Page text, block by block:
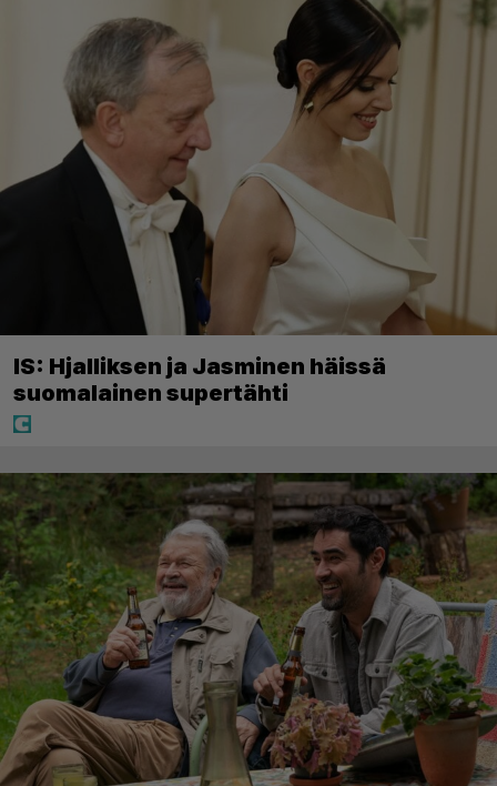
IS: Hjalliksen ja Jasminen häissä
suomalainen supertähti